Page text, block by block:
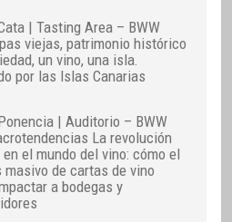
| Tasting Area – BWW
viejas, patrimonio histórico
un vino, una isla.
por las Islas Canarias
| Auditorio – BWW
La revolución
el mundo del vino: cómo el
de cartas de vino
a bodegas y